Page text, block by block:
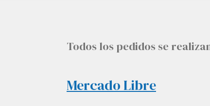
Todos los pedidos se
Mercado Libre